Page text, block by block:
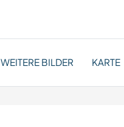
WEITERE BILDER KARTE